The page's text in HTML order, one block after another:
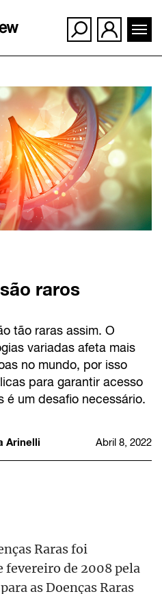
raros
tão raras assim. O
variadas afeta mais
no mundo, por isso
para garantir acesso
é um desafio necessário.
Arinelli Abril 8, 2022
Raras foi
fevereiro de 2008 pela
as Doenças Raras